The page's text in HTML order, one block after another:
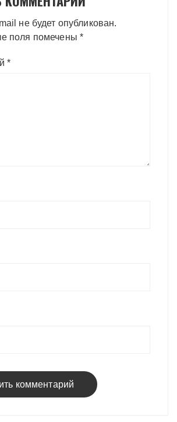
не будет опубликован.
поля помечены*
*